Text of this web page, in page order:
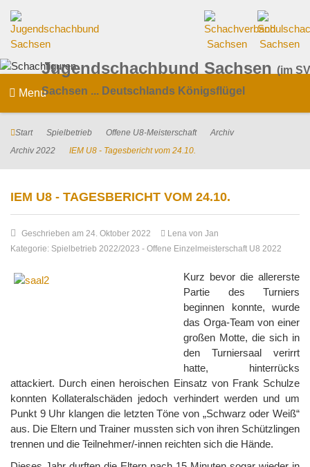
Jugendschachbund Sachsen (im
Sachsen ... Deutschlands Königsflügel
Menu
Start Spielbetrieb Offene U8-Meisterschaft
Archiv
Archiv 2022
IEM U8 - Tagesbericht vom 24.10.
IEM U8 - TAGESBERICHT VOM 24.10.
Geschrieben am 24. Oktober 2022
Lena von Jan
Kategorie: Spielbetrieb 2022/2023 - Offene Einzelmeisterschaft U8 2022
Kurz bevor die allererste
Partie des Turniers
beginnen konnte, wurde
das Orga-Team von einer
großen Motte, die sich in
den Turniersaal verirrt
hatte, hinterrücks
attackiert. Durch einen heroischen Einsatz von Frank Schulze
konnten Kollateralschäden jedoch verhindert werden und um
Punkt 9 Uhr klangen die letzten Töne von „Schwarz oder Weiß“
aus. Die Eltern und Trainer mussten sich von ihren Schützlingen
trennen und die Teilnehmer/-innen reichten sich die Hände.